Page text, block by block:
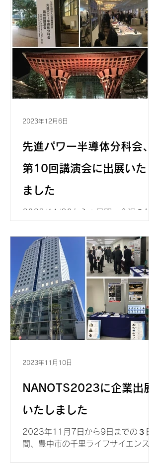
術講演会（JSAP EXPO Spring
2024）に企業出展いたしました。 多
くの来場者にシグナトーン社の商品、
高圧デバイス用ソリューションの紹介
をさせていただ...
先進パワー半導体分科会、
第10回講演会に出展いたし
ました
2023/11/30から２日間、金沢のANA
た、先進パワー半導体分科会・第10回
講演会に企業出展し、Signatone社の
高温チャックなどのご紹介をさせてい
ただきました。弊社ブースにお立ち寄
り頂いた参加者の皆様に感謝いたしま
す。...
2023年12月6日
NANOTS2023に企業出展
いたしました
2023年11月7日から9日までの３日
間、豊中市の千里ライフサイエンスセ
2023年11月10日